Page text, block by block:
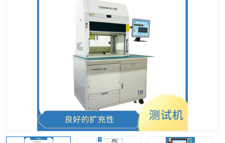
TX 全自动高速贴片机